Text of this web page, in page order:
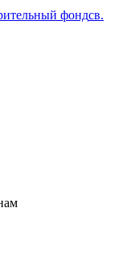
фондсв.